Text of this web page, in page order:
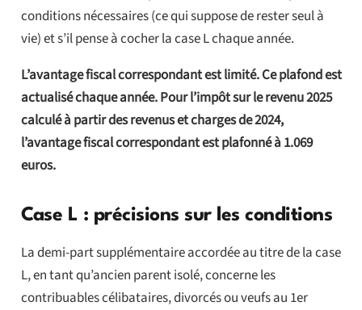
conditions nécessaires (ce qui suppose de rester seul à
vie) et s’il pense à cocher la case L chaque année.
L’avantage fiscal correspondant est limité. Ce plafond est
actualisé chaque année. Pour l’impôt sur le revenu 2025
calculé à partir des revenus et charges de 2024,
l’avantage fiscal correspondant est plafonné à 1.069
euros.
Case L : précisions sur les conditions
La demi-part supplémentaire accordée au titre de la case
L, en tant qu’ancien parent isolé, concerne les
contribuables célibataires, divorcés ou veufs au 1er